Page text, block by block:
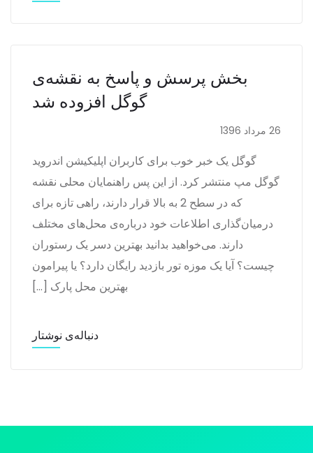
بخش پرسش و پاسخ به نقشه‌ی
گوگل افزوده شد
26 مرداد 1396
گوگل یک خبر خوب برای کاربران اپلیکیشن اندروید
گوگل مپ منتشر کرد. از این پس راهنمایان محلی نقشه
که در سطح 2 به بالا قرار دارند، راهی تازه برای
درمیان‌گذاری اطلاعات خود درباره‌ی محل‌های مختلف
دارند. می‌خواهید بدانید بهترین دسر یک رستوران
چیست؟ آیا یک موزه تور بازدید رایگان دارد؟ یا پیرامون
بهترین محل پارک […]
دنباله‌ی نوشتار